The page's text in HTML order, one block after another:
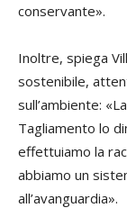
conservante».
Inoltre, spiega
sostenibile,
sull’ambiente:
Tagliamento lo
effettuiamo la
abbiamo un
all’avanguardia».